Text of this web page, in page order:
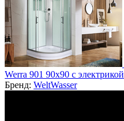
Werra 901 90х90 с электрикой
Бренд: WeltWasser